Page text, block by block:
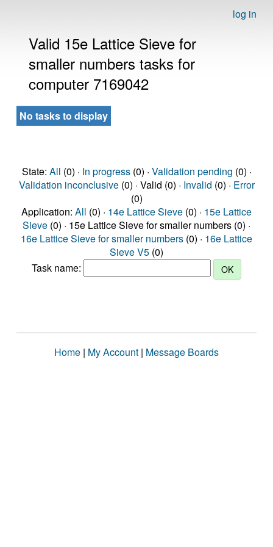
log in
Valid 15e Lattice Sieve for
smaller numbers tasks for
computer 7169042
No tasks to display
State: All (0) · In progress(0) · Validation pending (0) ·
Validation inconclusive(0) · Valid (0) · Invalid (0) · Error
(0)
Application: All (0) · 14e Lattice Sieve (0) · 15e Lattice
Sieve (0) · 15e Lattice Sieve for smaller numbers (0) ·
16e Lattice Sieve for smaller numbers (0) · 16e Lattice
Sieve V5 (0)
Task name:
Home | My Account | Message Boards